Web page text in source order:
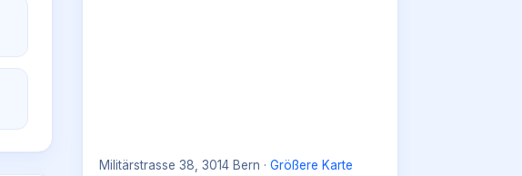
Militärstrasse 38, 3014 Bern · Größere Karte